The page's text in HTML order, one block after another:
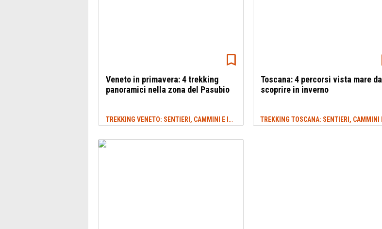
Veneto in primavera: 4 trekking
panoramici nella zona del Pasubio
TREKKING VENETO: SENTIERI, CAMMINI E ITINERARI #VENETO
Toscana: 4 percorsi vista mare da
scoprire in inverno